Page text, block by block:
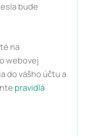
bude
na
webovej
do vášho účtu a
pravidlá